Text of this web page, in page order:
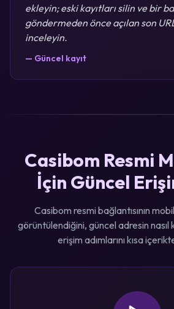
ekleyin; eski kayıtları silin ve bir
göndermeden önce açılan son
inceleyin.
— Güncel kayıt
Casibom Resmi
İçin Güncel
Casibom resmi bağlantısının
görüntülendiğini, güncel adresin nasıl
erişim adımlarını kısa